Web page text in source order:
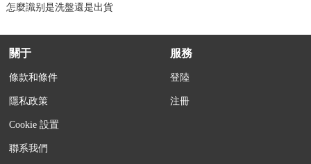
怎麼識别是洗盤還是出貨
關于
條款和條件
隱私政策
Cookie 設置
聯系我們
服務
登陸
注冊